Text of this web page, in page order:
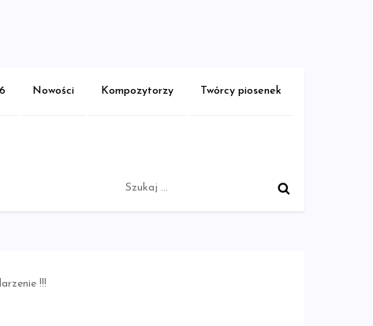
Nowości Kompozytorzy Twórcy piosenek
!!!